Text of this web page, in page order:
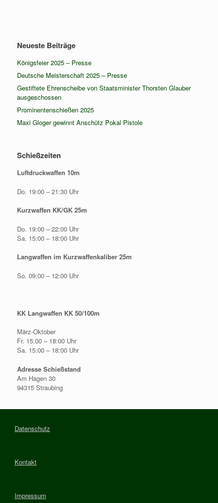
Neueste Beiträge
Königsfeier 2025 – Presse
Deutsche Meisterschaft 2025 – Presse
Gestiftete Ehrenscheibe von Staatsminister Thorsten Glauber
ausgeschossen
Prominentenschießen 2025
Maxi Gloger gewinnt Anschütz Pokal Pistole
Schießzeiten
Luftdruckwaffen 10m
Do. 19:00 – 21:30 Uhr
Kurzwaffen KK/GK 25m
Do. 19:00 – 22:00 Uhr
Sa. 15:00 – 18:00 Uhr
Langwaffen im Kurzwaffenkaliber 25m
So. 09:00 – 12:00 Uhr
KK Langwaffen KK 50/100m
März-Oktober
Fr. 15:00 – 18:00 Uhr
Sa. 15:00 – 18:00 Uhr
Adresse Schießstand
Am Hagen 30
94315 Straubing
Datenschutz
Kontakt
Impressum